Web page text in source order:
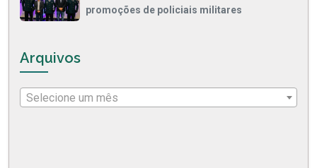
promoções de policiais militares
Arquivos
Selecione um mês